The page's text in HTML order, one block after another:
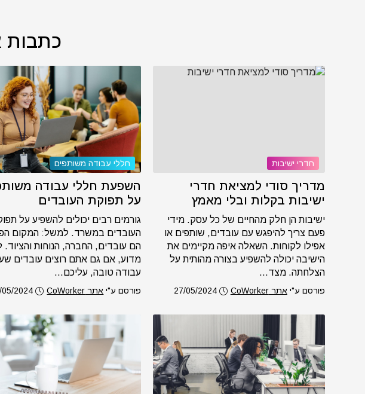
כתבות
חדרי ישיבות
מדריך סודי למציאת חדרי
ישיבות בקלות ובלי מאמץ
ישיבות הן חלק מהחיים של כל עסק. מידי
פעם צריך להיפגש עם עובדים, שותפים או
אפילו לקוחות. השאלה איפה מקיימים את
הישיבה יכולה להשפיע בצורה מהותית על
הצלחתה. מצד...
פורסם ע"יאתר CoWorker 27/05/2024
חללי עבודה משותפים
השפעת חללי עבודה
על תפוקת העובדים
גורמים רבים יכולים להשפיע על
העובדים במשרד. למשל: המקום
הם עובדים, החברה, הנוחות והציוד.
מדוע, אם גם אתם רוצים עובדים
עבודה טובה, עליכם...
פורסם ע"י אתר CoWorker 05/2024